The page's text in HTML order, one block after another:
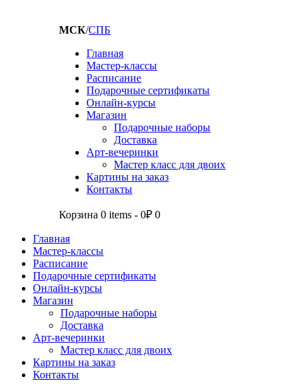
МСК/СПБ
Главная
Мастер-классы
Расписание
Подарочные сертификаты
Онлайн-курсы
Магазин
Подарочные наборы
Доставка
Арт-вечеринки
Мастер класс для двоих
Картины на заказ
Контакты
Корзина 0 items -0₽ 0
Главная
Мастер-классы
Расписание
Подарочные сертификаты
Онлайн-курсы
Магазин
Подарочные наборы
Доставка
Арт-вечеринки
Мастер класс для двоих
Картины на заказ
Контакты